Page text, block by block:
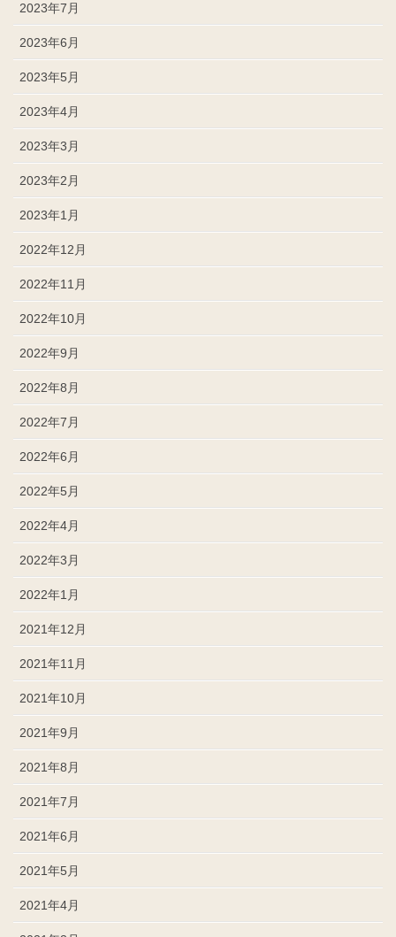
2023年7月
2023年6月
2023年5月
2023年4月
2023年3月
2023年2月
2023年1月
2022年12月
2022年11月
2022年10月
2022年9月
2022年8月
2022年7月
2022年6月
2022年5月
2022年4月
2022年3月
2022年1月
2021年12月
2021年11月
2021年10月
2021年9月
2021年8月
2021年7月
2021年6月
2021年5月
2021年4月